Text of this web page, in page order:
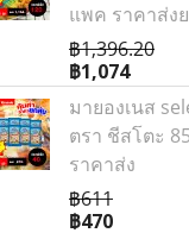
แพค ราคาส่ง
฿1,396.20
฿1,074
มายองเนส
ตรา ชีสโตะ
ราคาส่ง
฿611
฿470